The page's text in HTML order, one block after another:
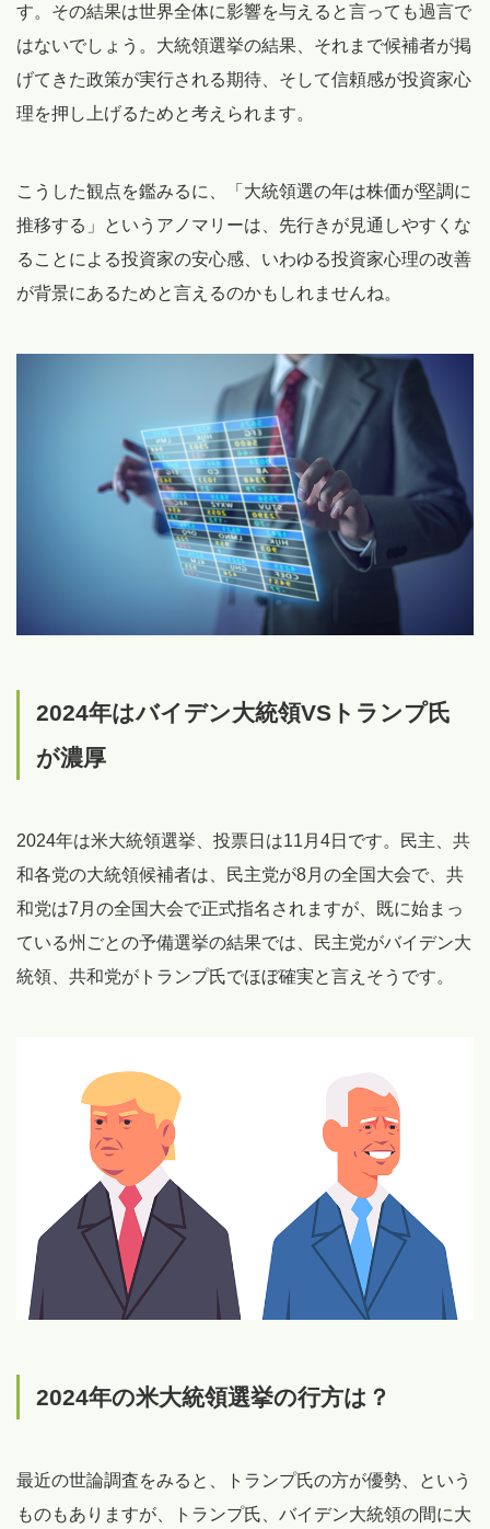
す。その結果は世界全体に影響を与えると言っても過言で
はないでしょう。大統領選挙の結果、それまで候補者が掲
げてきた政策が実行される期待、そして信頼感が投資家心
理を押し上げるためと考えられます。
こうした観点を鑑みるに、「大統領選の年は株価が堅調に
推移する」というアノマリーは、先行きが見通しやすくな
ることによる投資家の安心感、いわゆる投資家心理の改善
が背景にあるためと言えるのかもしれませんね。
2024年はバイデン大統領VSトランプ氏
が濃厚
2024年は米大統領選挙、投票日は11月4日です。民主、共
和各党の大統領候補者は、民主党が8月の全国大会で、共
和党は7月の全国大会で正式指名されますが、既に始まっ
ている州ごとの予備選挙の結果では、民主党がバイデン大
統領、共和党がトランプ氏でほぼ確実と言えそうです。
2024年の米大統領選挙の行方は？
最近の世論調査をみると、トランプ氏の方が優勢、という
ものもありますが、トランプ氏、バイデン大統領の間に大